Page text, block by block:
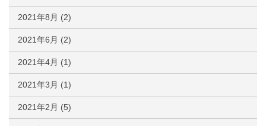
2021年8月 (2)
2021年6月 (2)
2021年4月 (1)
2021年3月 (1)
2021年2月 (5)